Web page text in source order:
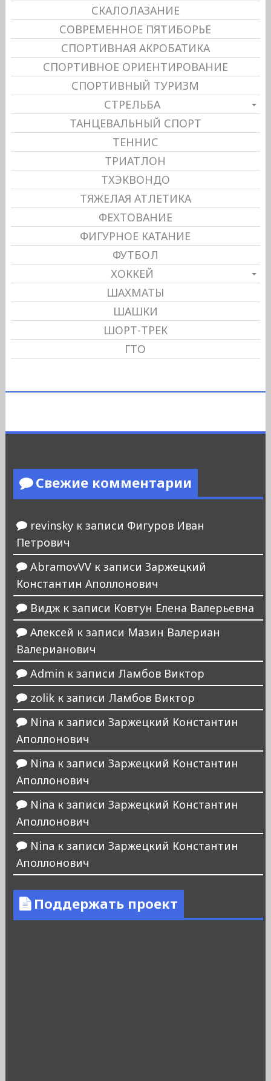
СКАЛОЛАЗАНИЕ
СОВРЕМЕННОЕ ПЯТИБОРЬЕ
СПОРТИВНАЯ АКРОБАТИКА
СПОРТИВНОЕ ОРИЕНТИРОВАНИЕ
СПОРТИВНЫЙ ТУРИЗМ
СТРЕЛЬБА
ТАНЦЕВАЛЬНЫЙ СПОРТ
ТЕННИС
ТРИАТЛОН
ТХЭКВОНДО
ТЯЖЕЛАЯ АТЛЕТИКА
ФЕХТОВАНИЕ
ФИГУРНОЕ КАТАНИЕ
ФУТБОЛ
ХОККЕЙ
ШАХМАТЫ
ШАШКИ
ШОРТ-ТРЕК
ГТО
Свежие комментарии
revinskyк записи Фигуров Иван
Петрович
AbramovVVк записи Заржецкий
Константин Аполлонович
Виджк записи Ковтун Елена Валерьевна
Алексей к записи Мазин Валериан
Валерианович
Admin к записи Ламбов Виктор
zolikк записи Ламбов Виктор
Nina к записи Заржецкий Константин
Аполлонович
Nina к записи Заржецкий Константин
Аполлонович
Nina к записи Заржецкий Константин
Аполлонович
Nina к записи Заржецкий Константин
Аполлонович
Поддержать проект